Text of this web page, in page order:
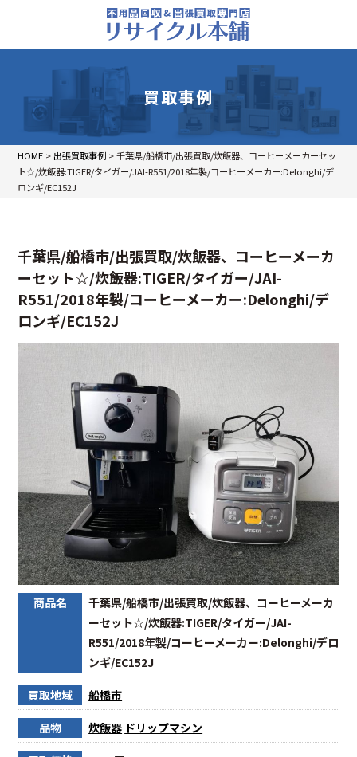
買取事例
HOME > 出張買取事例 >千葉県/船橋市/出張買取/炊飯器、コーヒーメーカーセッ
ト☆/炊飯器:TIGER/タイガー/JAI-R551/2018年製/コーヒーメーカー:Delonghi/デ
ロンギ/EC152J
千葉県/船橋市/出張買取/炊飯器、コーヒーメーカ
ーセット☆/炊飯器:TIGER/タイガー/JAI-
R551/2018年製/コーヒーメーカー:Delonghi/デ
ロンギ/EC152J
商品名
千葉県/船橋市/出張買取/炊飯器、コーヒーメーカ
ーセット☆/炊飯器:TIGER/タイガー/JAI-
R551/2018年製/コーヒーメーカー:Delonghi/デロ
ンギ/EC152J
買取地域 船橋市
品物 炊飯器 ドリップマシン